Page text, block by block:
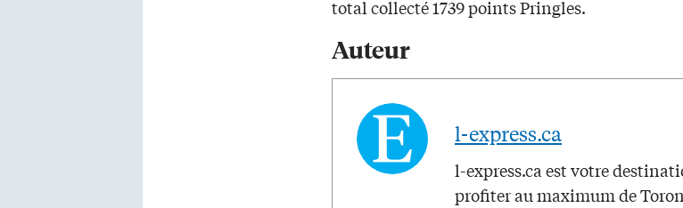
total collecté 1739 points Pringles.
Auteur
l-express.ca
l-express.ca est votre
profiter au maximum de